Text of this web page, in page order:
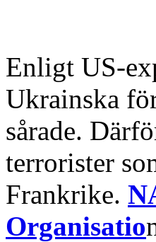
Enligt US-
Ukrainska
sårade.
terrorister
Frankrike.
Organisatio